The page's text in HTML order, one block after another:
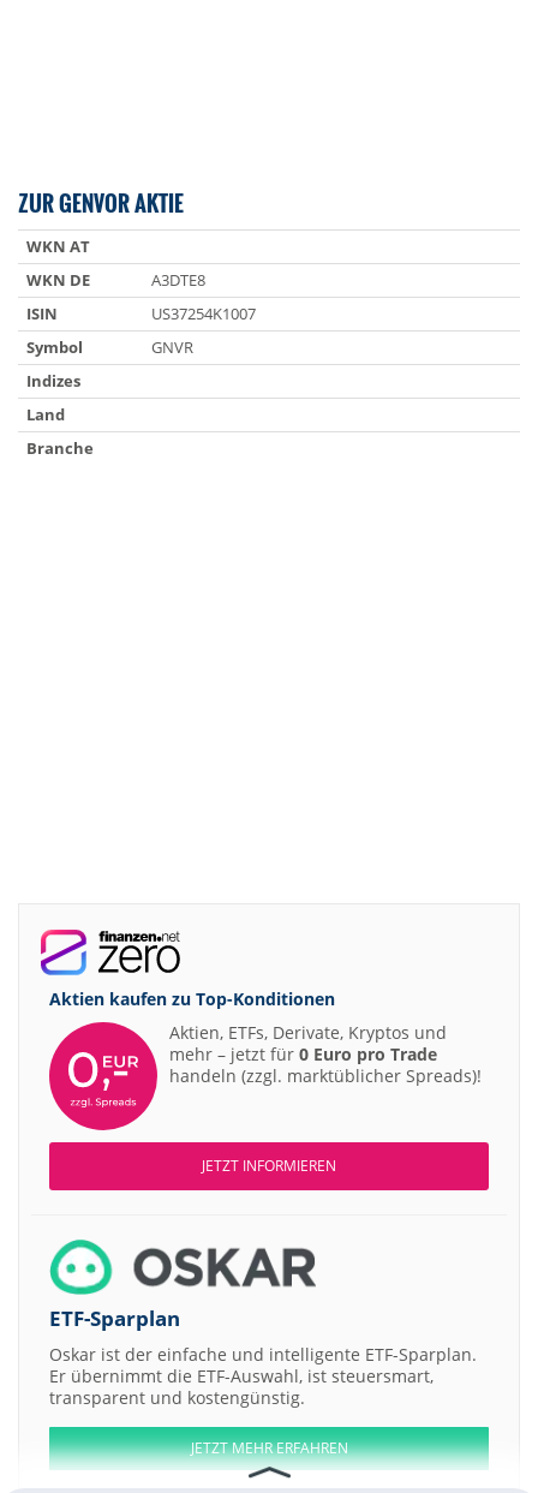
ZUR GENVOR AKTIE
WKN AT
WKN DE
A3DTE8
ISIN
US37254K1007
Symbol
GNVR
Indizes
Land
Branche
Aktien kaufen zu Top-Konditionen
Aktien, ETFs, Derivate, Kryptos und
mehr – jetzt für 0 Euro pro Trade
handeln (zzgl. marktüblicher Spreads)!
JETZT INFORMIEREN
ETF-Sparplan
Oskar ist der einfache und intelligente ETF-Sparplan.
Er übernimmt die ETF-Auswahl, ist steuersmart,
transparent und kostengünstig.
JETZT MEHR ERFAHREN